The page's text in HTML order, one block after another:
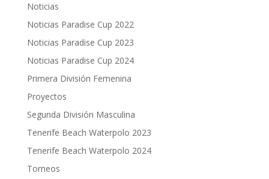
Noticias
Noticias Paradise Cup 2022
Noticias Paradise Cup 2023
Noticias Paradise Cup 2024
Primera División Femenina
Proyectos
Segunda División Masculina
Tenerife Beach Waterpolo 2023
Tenerife Beach Waterpolo 2024
Torneos